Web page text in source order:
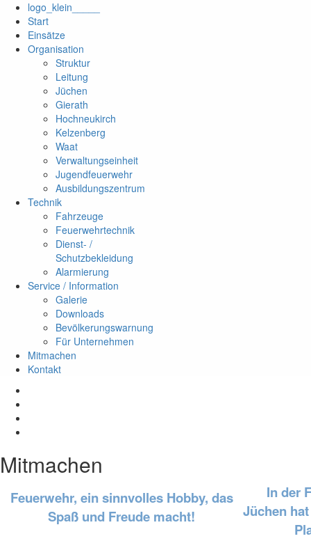
logo_klein_____
Start
Einsätze
Organisation
Struktur
Leitung
Jüchen
Gierath
Hochneukirch
Kelzenberg
Waat
Verwaltungseinheit
Jugendfeuerwehr
Ausbildungszentrum
Technik
Fahrzeuge
Feuerwehrtechnik
Dienst- /
Schutzbekleidung
Alarmierung
Service / Information
Galerie
Downloads
Bevölkerungswarnung
Für Unternehmen
Mitmachen
Kontakt
Mitmachen
Feuerwehr, ein sinnvolles Hobby, das
Spaß und Freude macht!
In der
Jüchen